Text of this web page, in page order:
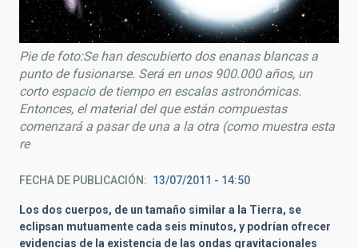
Pie de foto:Se han descubierto dos enanas blancas a
punto de fusionarse. Será en unos 900.000 años, un
corto espacio de tiempo en escalas astronómicas.
Entonces, el material del que están compuestas
comenzará a pasar de una a la otra (como muestra esta
re
FECHA DE PUBLICACIÓN 13/07/2011 - 14:50
Los dos cuerpos, de un tamaño similar a la Tierra, se
eclipsan mutuamente cada seis minutos, y podrían ofrecer
evidencias de la existencia de las ondas gravitacionales